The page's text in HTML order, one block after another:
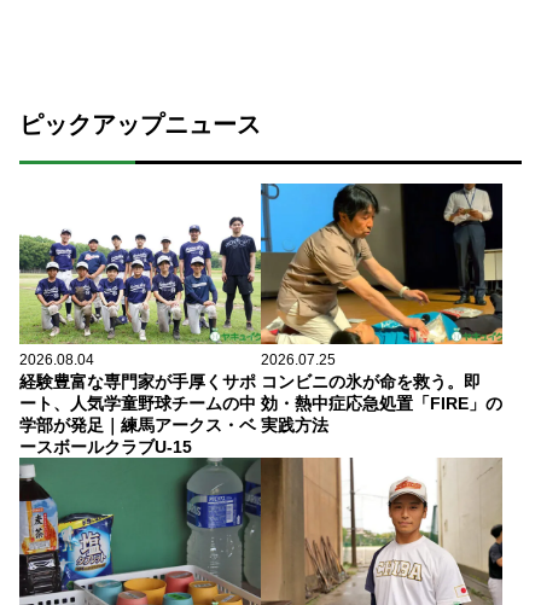
ピックアップニュース
2026.08.04
経験豊富な専門家が手厚くサポ
ート、人気学童野球チームの中
学部が発足｜練馬アークス・ベ
ースボールクラブU-15
2026.07.25
コンビニの氷が命を救う。即
効・熱中症応急処置「FIRE」の
実践方法